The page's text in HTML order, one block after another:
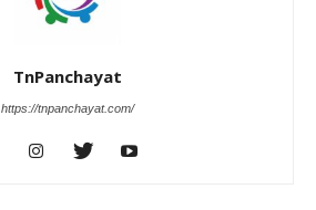
TnPanchayat
https://tnpanchayat.com/